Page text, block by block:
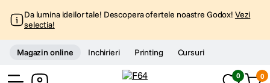
Da lumina ideilor tale! Descopera ofertele noastre Godox! Vezi
selectia!
Magazin online Inchirieri Printing Cursuri
0 0